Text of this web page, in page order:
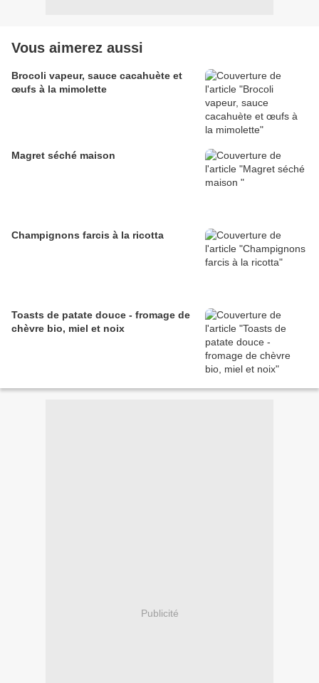
Vous aimerez aussi
Brocoli vapeur, sauce cacahuète et
œufs à la mimolette
Magret séché maison
Champignons farcis à la ricotta
Toasts de patate douce - fromage de
chèvre bio, miel et noix
Publicité